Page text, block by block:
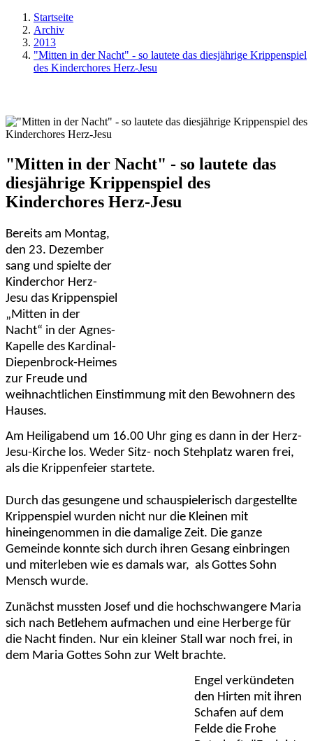
Startseite
Archiv
2013
"Mitten in der Nacht" - so lautete das diesjährige Krippenspiel
des Kinderchores Herz-Jesu
"Mitten in der Nacht" - so lautete das
diesjährige Krippenspiel des
Kinderchores Herz-Jesu
Bereits am Montag,
den 23. Dezember
sang und spielte der
Kinderchor Herz-
Jesu das Krippenspiel
„Mitten in der
Nacht“ in der Agnes-
Kapelle des Kardinal-
Diepenbrock-Heimes
zur Freude und
weihnachtlichen Einstimmung mit den Bewohnern des
Hauses.
Am Heiligabend um 16.00 Uhr ging es dann in der Herz-
Jesu-Kirche los. Weder Sitz- noch Stehplatz waren frei,
als die Krippenfeier startete.
Durch das gesungene und schauspielerisch dargestellte
Krippenspiel wurden nicht nur die Kleinen mit
hineingenommen in die damalige Zeit. Die ganze
Gemeinde konnte sich durch ihren Gesang einbringen
und miterleben wie es damals war, als Gottes Sohn
Mensch wurde.
Zunächst mussten Josef und die hochschwangere Maria
sich nach Betlehem aufmachen und eine Herberge für
die Nacht finden. Nur ein kleiner Stall war noch frei, in
dem Maria Gottes Sohn zur Welt brachte.
Engel verkündeten
den Hirten mit ihren
Schafen auf dem
Felde die Frohe